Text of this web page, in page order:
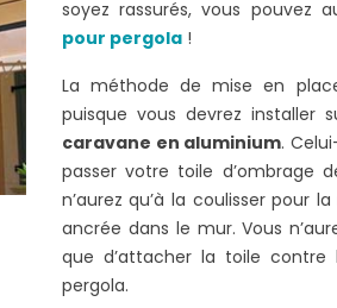
soyez rassurés, vous pouvez
pour pergola!
La méthode de mise en
puisque vous devrez installer
caravane en aluminium.
passer votre toile d’ombrage
n’aurez qu’à la coulisser pour
ancrée dans le mur. Vous
que d’attacher la toile
pergola.